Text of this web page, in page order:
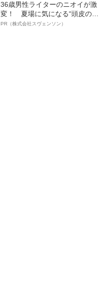
36歳男性ライターのニオイが激
変！ 夏場に気になる“頭皮のニ
オイ”や“ベタつき”を解消す
PR（株式会社スヴェンソン）